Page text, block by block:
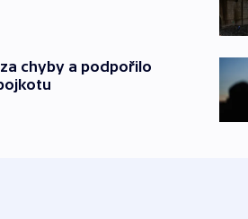
chyby a podpořilo